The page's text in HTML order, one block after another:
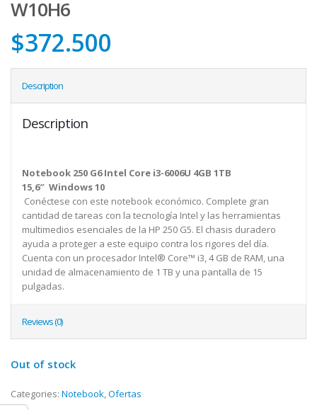
W10H6
$372.500
Description
Description
Notebook 250 G6 Intel Core i3-6006U 4GB 1TB
15,6″ Windows 10
Conéctese con este notebook económico. Complete gran
cantidad de tareas con la tecnología Intel y las herramientas
multimedios esenciales de la HP 250 G5. El chasis duradero
ayuda a proteger a este equipo contra los rigores del día.
Cuenta con un procesador Intel® Core™ i3, 4 GB de RAM, una
unidad de almacenamiento de 1 TB y una pantalla de 15
pulgadas.
Reviews (0)
Out of stock
Categories: Notebook,Ofertas